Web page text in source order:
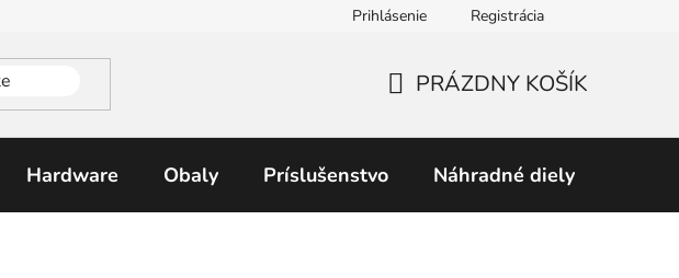
Obchodné podmienky Predávané značky
Prihlásenie Registrácia
KOŠÍK
PRÁZDNY KOŠÍK
Hardware Obaly Príslušenstvo Náhradné diely